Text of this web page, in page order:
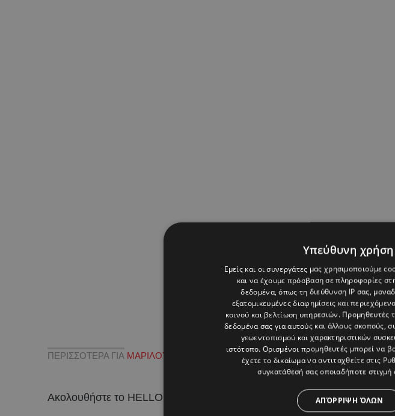
ΠΕΡΙΣΣΟΤΕΡΑ ΓΙΑ ΜΑΡΙΛΟΥ ΚΟΖΑΡΗ ΜΟΥΖΟΥΡΑΚΗΣ ΠΑΝΟΣ ΜΟΥΖΟΥΡΑΚΗΣ
Ακολουθήστε το HELLO σε
Υπεύθυνη
Εμείς και οι συνεργάτες μας χρησιμοποιούμε
και να έχουμε πρόσβαση σε πληροφορίες
δεδομένα, όπως τη διεύθυνση IP σας,
εξατομικευμένες διαφημίσεις και
κοινού και βελτίωση υπηρεσιών. Προμηθευτές
δεδομένα σας για αυτούς και άλλους σκοπούς,
γεωεντοπισμού και χαρακτηριστικών
ιστότοπο. Ορισμένοι προμηθευτές μπορεί να
έχετε το δικαίωμα να αντιταχθείτε στις
συγκατάθεσή σας οποιαδήποτε στιγμή
ΑΠΌΡΡΙΨΗ ΌΛΩΝ